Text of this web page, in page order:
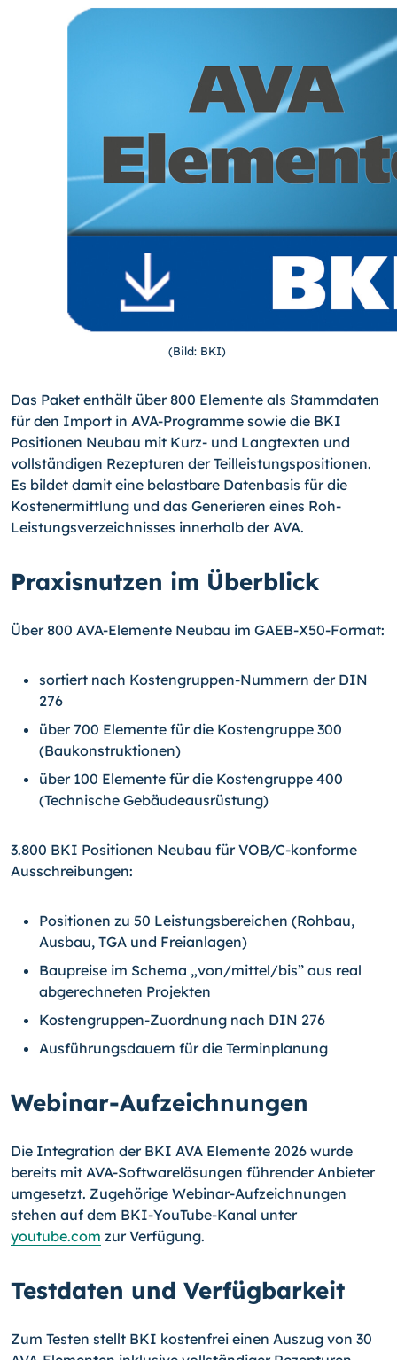
(Bild: BKI)
Das Paket enthält über 800 Elemente als Stammdaten
für den Import in AVA-Programme sowie die BKI
Positionen Neubau mit Kurz- und Langtexten und
vollständigen Rezepturen der Teilleistungspositionen.
Es bildet damit eine belastbare Datenbasis für die
Kostenermittlung und das Generieren eines Roh-
Leistungsverzeichnisses innerhalb der AVA.
Praxisnutzen im Überblick
Über 800 AVA-Elemente Neubau im GAEB-X50-Format:
sortiert nach Kostengruppen-Nummern der DIN
276
über 700 Elemente für die Kostengruppe 300
(Baukonstruktionen)
über 100 Elemente für die Kostengruppe 400
(Technische Gebäudeausrüstung)
3.800 BKI Positionen Neubau für VOB/C-konforme
Ausschreibungen:
Positionen zu 50 Leistungsbereichen (Rohbau,
Ausbau, TGA und Freianlagen)
Baupreise im Schema „von/mittel/bis” aus real
abgerechneten Projekten
Kostengruppen-Zuordnung nach DIN 276
Ausführungsdauern für die Terminplanung
Webinar-Aufzeichnungen
Die Integration der BKI AVA Elemente 2026 wurde
bereits mit AVA-Softwarelösungen führender Anbieter
umgesetzt. Zugehörige Webinar-Aufzeichnungen
stehen auf dem BKI-YouTube-Kanal unter
youtube.com zur Verfügung.
Testdaten und Verfügbarkeit
Zum Testen stellt BKI kostenfrei einen Auszug von 30